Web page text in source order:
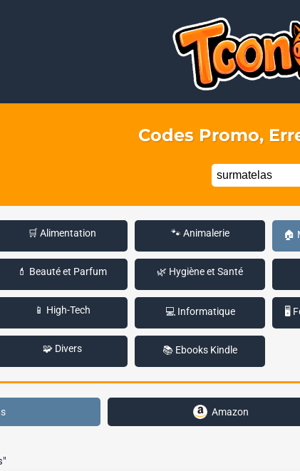
Codes Promo,
🛒 Alimentation 🐾 Animalerie 🏠
💄 Beauté et Parfum 🌿 Hygiène et Santé
📱 High-Tech 💻 Informatique 🖥️
🧩 Divers 📚 Ebooks Kindle
Amazon